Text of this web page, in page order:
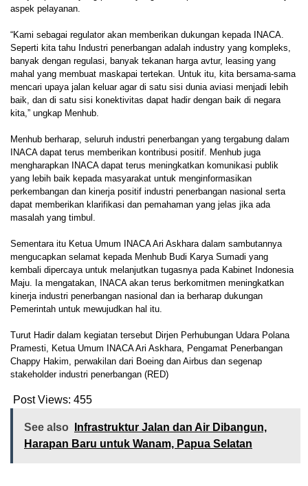
aspek pelayanan.
“Kami sebagai regulator akan memberikan dukungan kepada INACA.
Seperti kita tahu Industri penerbangan adalah industry yang kompleks,
banyak dengan regulasi, banyak tekanan harga avtur, leasing yang
mahal yang membuat maskapai tertekan. Untuk itu, kita bersama-sama
mencari upaya jalan keluar agar di satu sisi dunia aviasi menjadi lebih
baik, dan di satu sisi konektivitas dapat hadir dengan baik di negara
kita,” ungkap Menhub.
Menhub berharap, seluruh industri penerbangan yang tergabung dalam
INACA dapat terus memberikan kontribusi positif. Menhub juga
mengharapkan INACA dapat terus meningkatkan komunikasi publik
yang lebih baik kepada masyarakat untuk menginformasikan
perkembangan dan kinerja positif industri penerbangan nasional serta
dapat memberikan klarifikasi dan pemahaman yang jelas jika ada
masalah yang timbul.
Sementara itu Ketua Umum INACA Ari Askhara dalam sambutannya
mengucapkan selamat kepada Menhub Budi Karya Sumadi yang
kembali dipercaya untuk melanjutkan tugasnya pada Kabinet Indonesia
Maju. Ia mengatakan, INACA akan terus berkomitmen meningkatkan
kinerja industri penerbangan nasional dan ia berharap dukungan
Pemerintah untuk mewujudkan hal itu.
Turut Hadir dalam kegiatan tersebut Dirjen Perhubungan Udara Polana
Pramesti, Ketua Umum INACA Ari Askhara, Pengamat Penerbangan
Chappy Hakim, perwakilan dari Boeing dan Airbus dan segenap
stakeholder industri penerbangan (RED)
Post Views: 455
See also
Infrastruktur Jalan dan Air Dibangun,
Harapan Baru untuk Wanam, Papua Selatan